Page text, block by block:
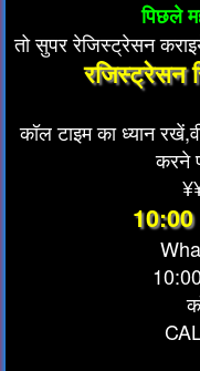
पिछले
तो सुपर रेजिस्ट्रेसन
रजिस्ट्रेसन
कॉल टाइम का ध्यान
करने